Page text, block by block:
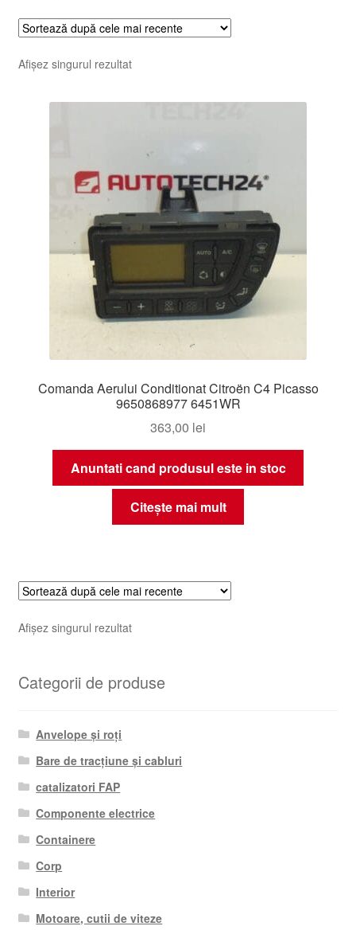
Afișez singurul rezultat
Comanda Aerului Conditionat Citroën C4 Picasso
9650868977 6451WR
363,00 lei
Anuntati cand produsul este in stoc
Citește mai mult
Afișez singurul rezultat
Categorii de produse
Anvelope și roți
Bare de tracțiune și cabluri
catalizatori FAP
Componente electrice
Containere
Corp
Interior
Motoare, cutii de viteze